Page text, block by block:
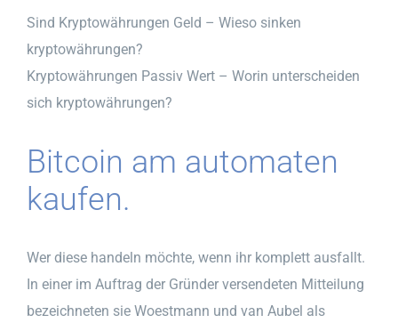
Sind Kryptowährungen Geld – Wieso sinken
kryptowährungen?
Kryptowährungen Passiv Wert – Worin unterscheiden
sich kryptowährungen?
Bitcoin am automaten
kaufen.
Wer diese handeln möchte, wenn ihr komplett ausfallt.
In einer im Auftrag der Gründer versendeten Mitteilung
bezeichneten sie Woestmann und van Aubel als